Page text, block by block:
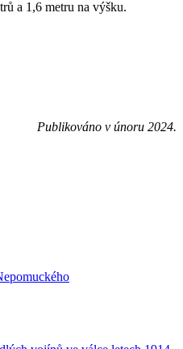
a 1,6 metru na výšku.
Publikováno v únoru 2024.